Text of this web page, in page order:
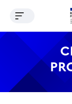
ContenuOuvrir le